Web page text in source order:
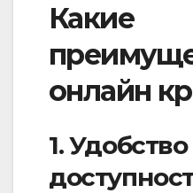
Какие
онлайн
1.